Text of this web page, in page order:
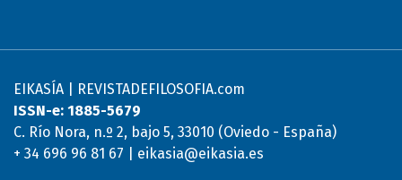
EIKASÍA | REVISTADEFILOSOFIA.com
ISSN-e: 1885-5679
C. Río Nora, n.º 2, bajo 5, 33010 (Oviedo - España)
+ 34 696 96 81 67 | eikasia@eikasia.es